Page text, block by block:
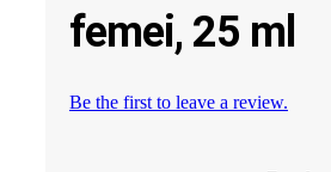
femei, 25 ml
Be the first to leave a review.